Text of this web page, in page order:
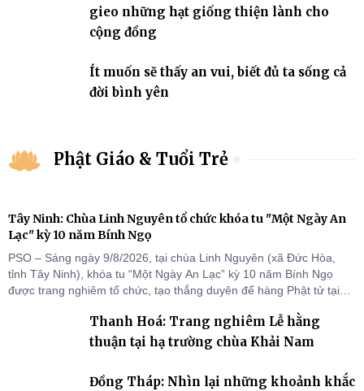
gieo những hạt giống thiện lành cho
cộng đồng
Ít muốn sẽ thấy an vui, biết đủ ta sống cả
đời bình yên
Phật Giáo & Tuổi Trẻ
Tây Ninh: Chùa Linh Nguyên tổ chức khóa tu "Một Ngày An
Lạc" kỳ 10 năm Bính Ngọ
PSO – Sáng ngày 9/8/2026, tại chùa Linh Nguyên (xã Đức Hòa,
tỉnh Tây Ninh), khóa tu “Một Ngày An Lạc” kỳ 10 năm Bính Ngọ
được trang nghiêm tổ chức, tạo thắng duyên để hàng Phật tử tại
Thanh Hoá: Trang nghiêm Lễ hằng
thuận tại hạ trường chùa Khải Nam
Đồng Tháp: Nhìn lại những khoảnh khắc